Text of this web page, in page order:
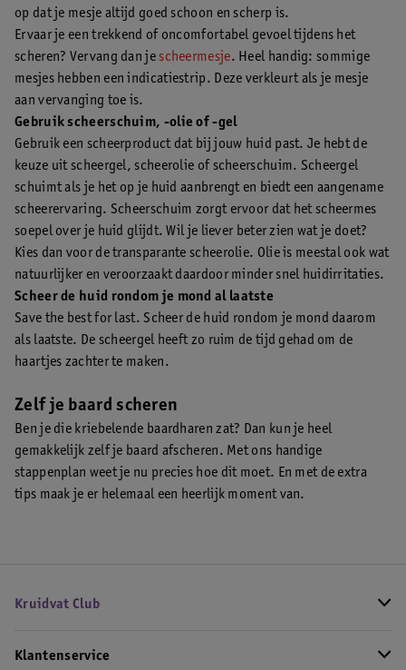
op dat je mesje altijd goed schoon en scherp is.
Ervaar je een trekkend of oncomfortabel gevoel tijdens het
scheren? Vervang dan je scheermesje. Heel handig: sommige
mesjes hebben een indicatiestrip. Deze verkleurt als je mesje
aan vervanging toe is.
Gebruik scheerschuim, -olie of -gel
Gebruik een scheerproduct dat bij jouw huid past. Je hebt de
keuze uit scheergel, scheerolie of scheerschuim. Scheergel
schuimt als je het op je huid aanbrengt en biedt een aangename
scheerervaring. Scheerschuim zorgt ervoor dat het scheermes
soepel over je huid glijdt. Wil je liever beter zien wat je doet?
Kies dan voor de transparante scheerolie. Olie is meestal ook wat
natuurlijker en veroorzaakt daardoor minder snel huidirritaties.
Scheer de huid rondom je mond al laatste
Save the best for last. Scheer de huid rondom je mond daarom
als laatste. De scheergel heeft zo ruim de tijd gehad om de
haartjes zachter te maken.
Zelf je baard scheren
Ben je die kriebelende baardharen zat? Dan kun je heel
gemakkelijk zelf je baard afscheren. Met ons handige
stappenplan weet je nu precies hoe dit moet. En met de extra
tips maak je er helemaal een heerlijk moment van.
Kruidvat Club
Klantenservice